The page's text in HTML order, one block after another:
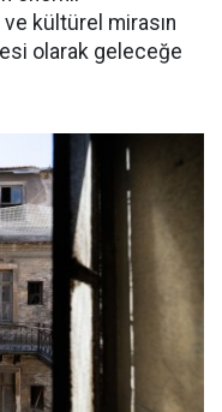
kültürel mirasın
olarak geleceğe